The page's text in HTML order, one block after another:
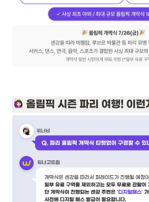
올림픽 시즌 파리 여행! 이